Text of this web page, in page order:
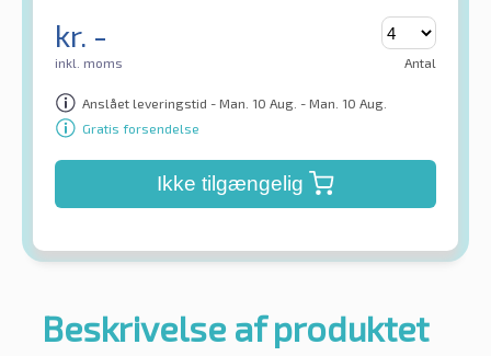
kr. -
inkl. moms Antal
Anslået leveringstid - Man. 10 Aug. - Man. 10 Aug.
Gratis forsendelse
Ikke tilgængelig
Beskrivelse af produktet